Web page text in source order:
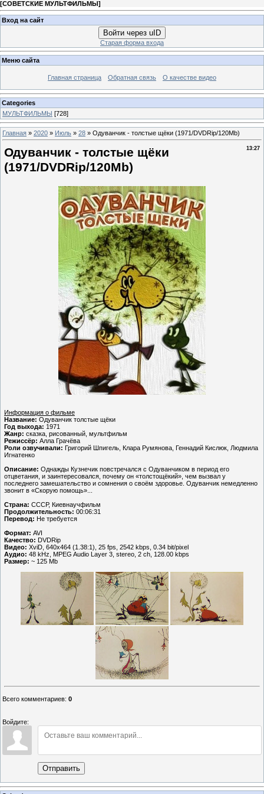
[СОВЕТСКИЕ МУЛЬТФИЛЬМЫ]
Вход на сайт
Войти через uID
Старая форма входа
Меню сайта
Главная страница Обратная связь О качестве видео
Categories
МУЛЬТФИЛЬМЫ [728]
Главная » 2020 » Июль » 28 » Одуванчик - толстые щёки (1971/DVDRip/120Mb)
13:27
Одуванчик - толстые щёки
(1971/DVDRip/120Mb)
Информация о фильме
Название: Одуванчик толстые щёки
Год выхода: 1971
Жанр: сказка, рисованный, мультфильм
Режиссёр: Алла Грачёва
Роли озвучивали: Григорий Шпигель, Клара Румянова, Геннадий Кислюк, Людмила
Игнатенко
Описание: Однажды Кузнечик повстречался с Одуванчиком в период его
отцветания, и заинтересовался, почему он «толстощёкий», чем вызвал у
последнего замешательство и сомнения о своём здоровье. Одуванчик немедленно
звонит в «Скорую помощь»...
Страна: СССР, Киевнаучфильм
Продолжительность: 00:06:31
Перевод: Не требуется
Формат: AVI
Качество: DVDRip
Видео: XviD, 640x464 (1.38:1), 25 fps, 2542 kbps, 0.34 bit/pixel
Аудио: 48 kHz, MPEG Audio Layer 3, stereo, 2 ch, 128.00 kbps
Размер: ~ 125 Mb
Всего комментариев: 0
Войдите:
Отправить